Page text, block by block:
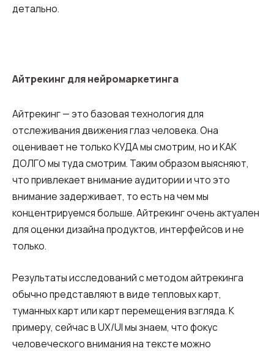
детально.
Айтрекинг для нейромаркетинга
Айтрекинг — это базовая технология для
отслеживания движения глаз человека. Она
оценивает не только КУДА мы смотрим, но и КАК
ДОЛГО мы туда смотрим. Таким образом выясняют,
что привлекает внимание аудитории и что это
внимание задерживает, то есть на чем мы
концентрируемся больше. Айтрекинг очень актуален
для оценки дизайна продуктов, интерфейсов и не
только.
Результаты исследований с методом айтрекинга
обычно представляют в виде тепловых карт,
туманных карт или карт перемещения взгляда. К
примеру, сейчас в UX/UI мы знаем, что фокус
человеческого внимания на тексте можно